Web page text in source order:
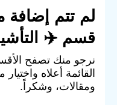
لم تتم إضافة
قسم ✈️
نرجو منك تصفح
القائمة أعلاه
ومقالات، وشكراً.